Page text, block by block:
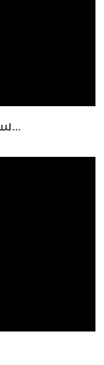
سيدسو في برنامج صباحات سودانية...